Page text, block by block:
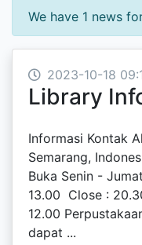
We have 1 news
2023-10-18
Library
Informasi Kontak
Semarang,
Buka Senin -
13.00 Close :
12.00
dapat ...